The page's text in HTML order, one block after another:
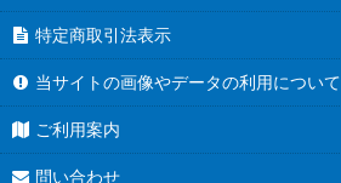
特定商取引法表示
当サイトの画像やデータの利用について
ご利用案内
問い合わせ